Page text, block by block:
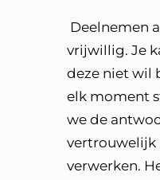
Deelnemen
vrijwillig. Je
deze niet wil
elk moment
we de
vertrouwelijk
verwerken.